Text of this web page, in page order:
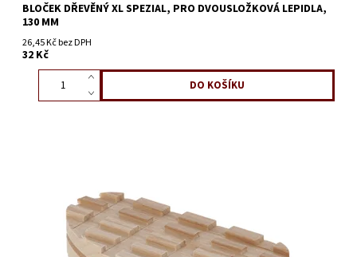
BLOČEK DŘEVĚNÝ XL SPEZIAL, PRO DVOUSLOŽKOVÁ LEPIDLA,
130 MM
26,45 Kč bez DPH
32 Kč